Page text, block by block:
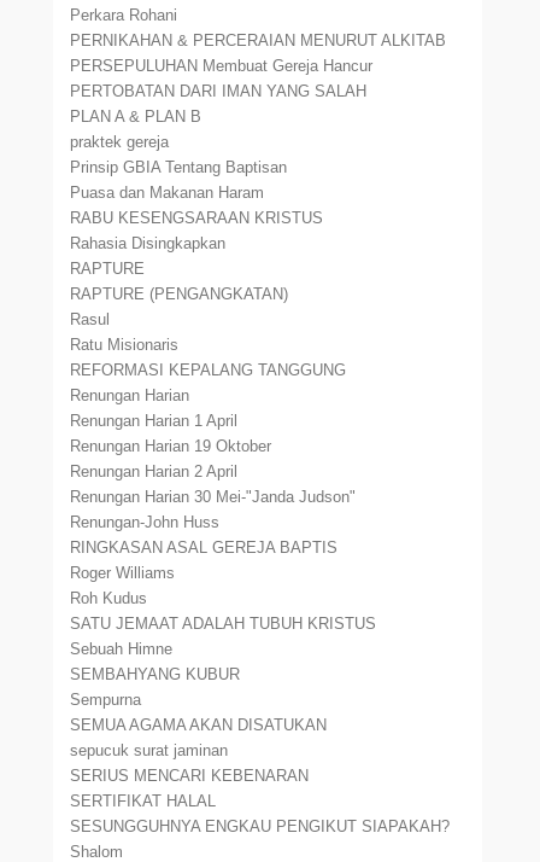
Perkara Rohani
PERNIKAHAN & PERCERAIAN MENURUT ALKITAB
PERSEPULUHAN Membuat Gereja Hancur
PERTOBATAN DARI IMAN YANG SALAH
PLAN A & PLAN B
praktek gereja
Prinsip GBIA Tentang Baptisan
Puasa dan Makanan Haram
RABU KESENGSARAAN KRISTUS
Rahasia Disingkapkan
RAPTURE
RAPTURE (PENGANGKATAN)
Rasul
Ratu Misionaris
REFORMASI KEPALANG TANGGUNG
Renungan Harian
Renungan Harian 1 April
Renungan Harian 19 Oktober
Renungan Harian 2 April
Renungan Harian 30 Mei-"Janda Judson"
Renungan-John Huss
RINGKASAN ASAL GEREJA BAPTIS
Roger Williams
Roh Kudus
SATU JEMAAT ADALAH TUBUH KRISTUS
Sebuah Himne
SEMBAHYANG KUBUR
Sempurna
SEMUA AGAMA AKAN DISATUKAN
sepucuk surat jaminan
SERIUS MENCARI KEBENARAN
SERTIFIKAT HALAL
SESUNGGUHNYA ENGKAU PENGIKUT SIAPAKAH?
Shalom